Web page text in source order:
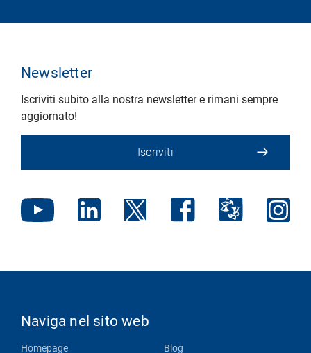
Newsletter
Iscriviti subito alla nostra newsletter e rimani sempre
aggiornato!
Iscriviti
Naviga nel sito web
Homepage Blog